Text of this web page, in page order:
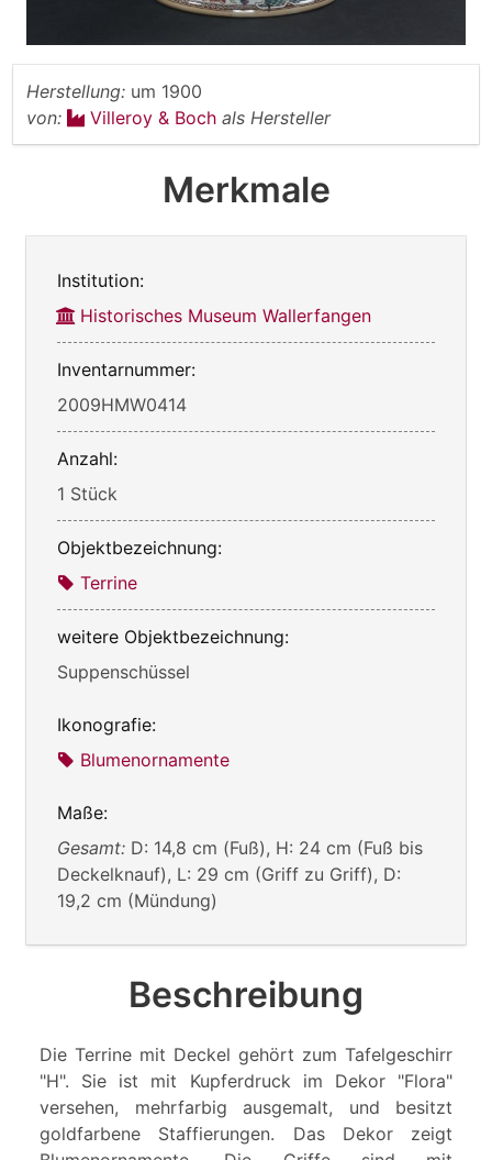
Herstellung: um 1900
von:
Villeroy & Boch als Hersteller
Merkmale
Institution:
Historisches Museum Wallerfangen
Inventarnummer:
2009HMW0414
Anzahl:
1 Stück
Objektbezeichnung:
Terrine
weitere Objektbezeichnung:
Suppenschüssel
Ikonografie:
Blumenornamente
Maße:
Gesamt: D: 14,8 cm (Fuß), H: 24 cm (Fuß bis
Deckelknauf), L: 29 cm (Griff zu Griff), D:
19,2 cm (Mündung)
Beschreibung
Die Terrine mit Deckel gehört zum Tafelgeschirr
"H". Sie ist mit Kupferdruck im Dekor "Flora"
versehen, mehrfarbig ausgemalt, und besitzt
goldfarbene Staffierungen. Das Dekor zeigt